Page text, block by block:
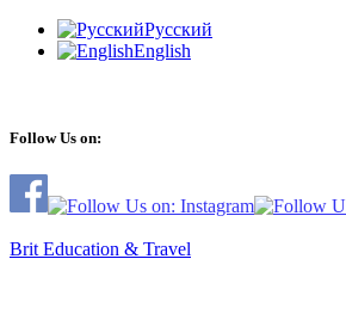
Русский
English
Follow Us on:
Brit Education & Travel